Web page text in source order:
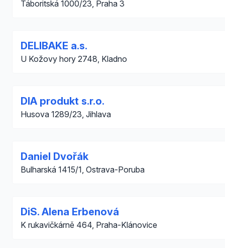
Táboritská 1000/23, Praha 3
DELIBAKE a.s.
U Kožovy hory 2748, Kladno
DIA produkt s.r.o.
Husova 1289/23, Jihlava
Daniel Dvořák
Bulharská 1415/1, Ostrava-Poruba
DiS. Alena Erbenová
K rukavičkárně 464, Praha-Klánovice